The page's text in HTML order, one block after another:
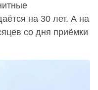
на 30 лет. А на
со дня приёмки